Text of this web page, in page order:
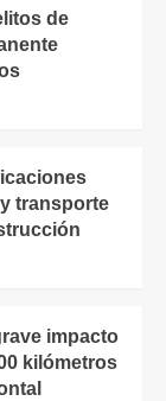
de
transporte
impacto
kilómetros